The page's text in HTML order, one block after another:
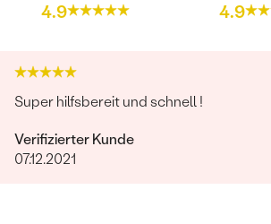
4.9 4.9
Super hilfsbereit und schnell !
Verifizierter Kunde
07.12.2021